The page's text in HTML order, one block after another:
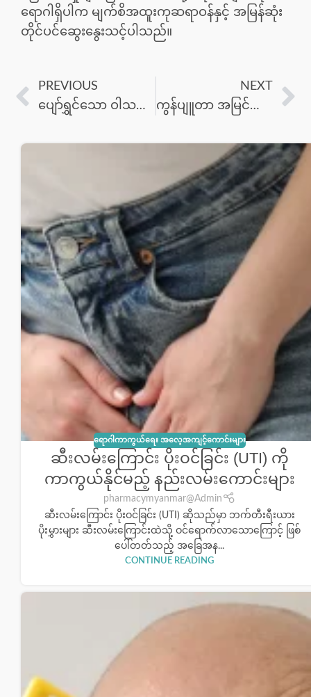
ရောဂါရှိပါက မျက်စိအထူးကုဆရာဝန်နှင့် အမြန်ဆုံး
တိုင်ပင်ဆွေးနွေးသင့်ပါသည်။
PREVIOUS
ပျော်ရွှင်သော ဝါသနာတစ်ခုကို ရှာဖွေခြင်း- တက်ကြွစွာ လှုပ်ရှားရန် စိတ်ဓာတ်ခွန်အားရရှိပုံ
NEXT
ကွန်ပျူတာ အမြင်အာရုံ မောပန်းခြင်းကို ဖြေရှင်းမည့် ‘၂၀-၂၀-၂၀’ နည်းလမ်း
ရောဂါကာကွယ်ရေး အလေ့အကျင့်ကောင်းများ
ဆီးလမ်းကြောင်း ပိုးဝင်ခြင်း (UTI) ကို
ကာကွယ်နိုင်မည့် နည်းလမ်းကောင်းများ
pharmacymyanmar@Admin
ဆီးလမ်းကြောင်း ပိုးဝင်ခြင်း (UTI) ဆိုသည်မှာ ဘက်တီးရီးယား
ပိုးမွှားများ ဆီးလမ်းကြောင်းထဲသို့ ဝင်ရောက်လာသောကြောင့် ဖြစ်
ပေါ်တတ်သည့် အခြေအန...
CONTINUE READING